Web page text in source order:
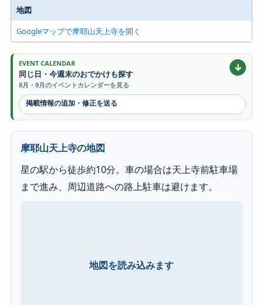
地図
Googleマップで摩耶山天上寺を開く
EVENT CALENDAR
同じ日・今週末のおでかけも探す
8月・9月のイベントカレンダーを見る
↓
掲載情報の追加・修正を送る
摩耶山天上寺の地図
星の駅から徒歩約10分。車の場合は天上寺前駐車場
まで進み、周辺道路への路上駐車は避けます。
地図を読み込みます